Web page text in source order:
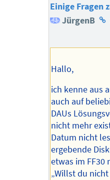
Einige Fragen
JürgenB
Hallo,
ich kenne aus
auch auf
DAUs
nicht mehr
Datum nicht
ergebende
etwas im
„Willst du